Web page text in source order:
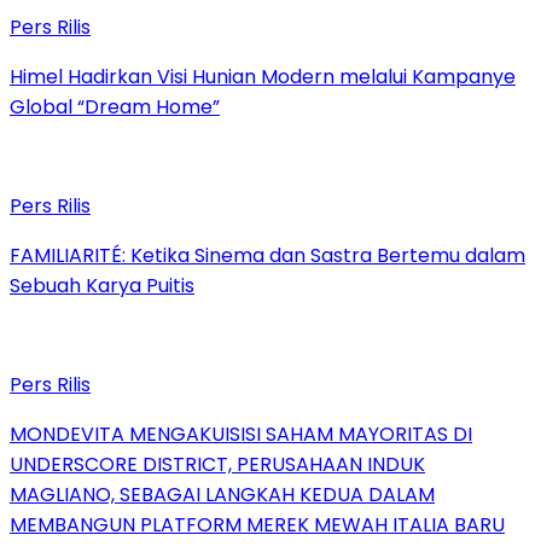
Pers Rilis
Himel Hadirkan Visi Hunian Modern melalui Kampanye
Global “Dream Home”
Pers Rilis
FAMILIARITÉ: Ketika Sinema dan Sastra Bertemu dalam
Sebuah Karya Puitis
Pers Rilis
MONDEVITA MENGAKUISISI SAHAM MAYORITAS DI
UNDERSCORE DISTRICT, PERUSAHAAN INDUK
MAGLIANO, SEBAGAI LANGKAH KEDUA DALAM
MEMBANGUN PLATFORM MEREK MEWAH ITALIA BARU